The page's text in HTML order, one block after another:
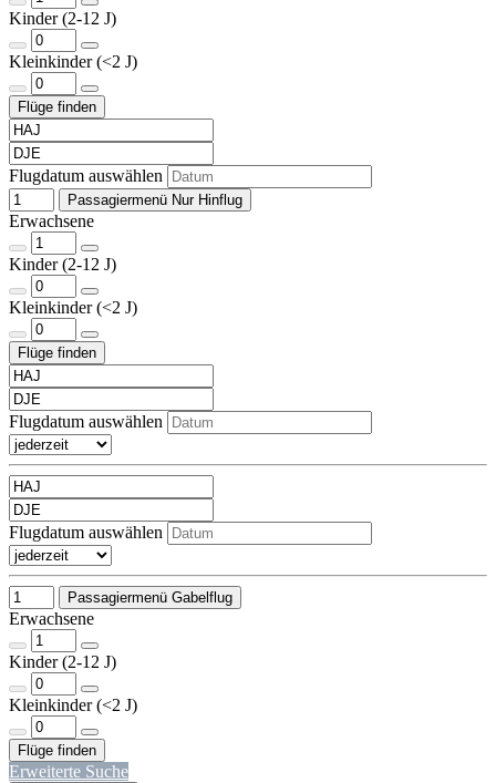
Kinder (2-12 J)
Kleinkinder (<2 J)
Flugdatum auswählen
Passagiermenü Nur Hinflug
Erwachsene
Kinder (2-12 J)
Kleinkinder (<2 J)
Flugdatum auswählen
Flugdatum auswählen
Passagiermenü Gabelflug
Erwachsene
Kinder (2-12 J)
Kleinkinder (<2 J)
Erweiterte Suche